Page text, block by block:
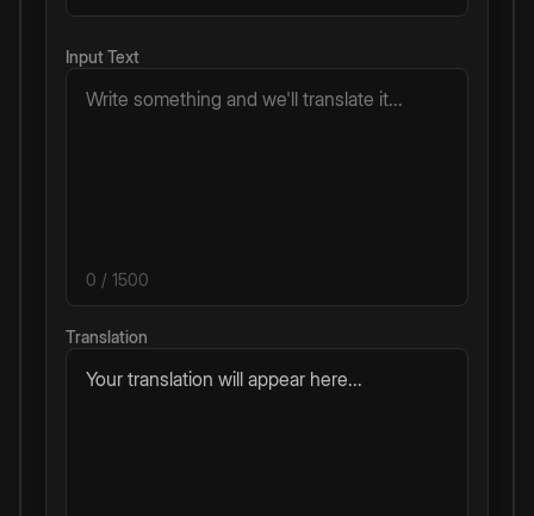
Input Text
0 / 1500
Translation
Your translation will appear here...